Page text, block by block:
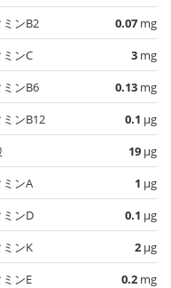
ミンB2
0.07 mg
ミンC
3 mg
ミンB6
0.13 mg
ミンB12
0.1 µg
19 µg
ミンA
1 µg
ミンD
0.1 µg
ミンK
2 µg
ミンE
0.2 mg